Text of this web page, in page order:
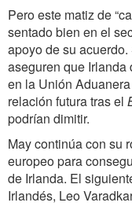
Pero este matiz de
sentado bien en el
apoyo de su
aseguren que Irlanda
en la Unión
relación futura tras el
podrían dimitir.
May continúa con su
europeo para
de Irlanda. El
Irlandés, Leo